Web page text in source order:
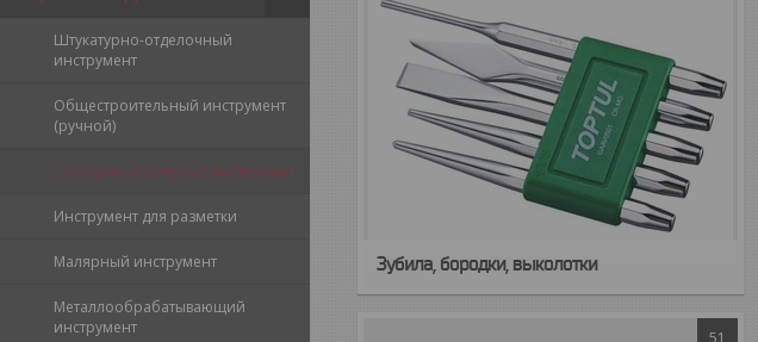
Штукатурно-отделочный
инструмент
Общестроительный инструмент
(ручной)
Слесарно-столярный инструмент
Инструмент для разметки
Малярный инструмент
Металлообрабатывающий
инструмент
Зубила, бородки, выколотки
51